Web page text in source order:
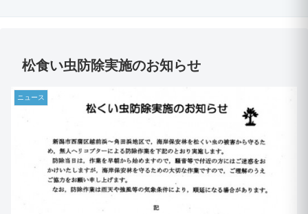
松食い虫防除実施のお知らせ
ニュース